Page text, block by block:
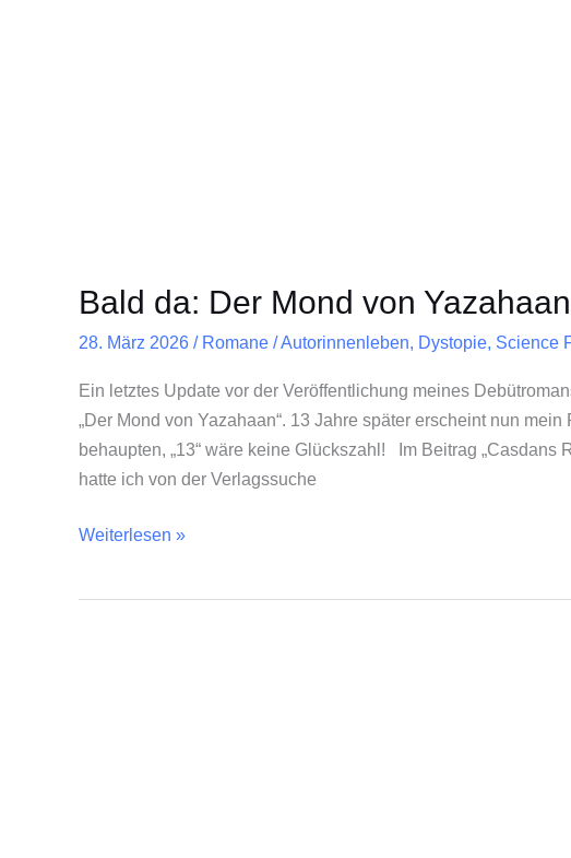
Bald da: Der Mond von
28. März 2026 / Romane /Autorinnenleben, Dystopie, Science
Ein letztes Update vor der Veröffentlichung meines
„Der Mond von Yazahaan“. 13 Jahre später erscheint nun
behaupten, „13“ wäre keine Glückszahl! Im Beitrag „Casdans
hatte ich von der Verlagssuche
Weiterlesen »